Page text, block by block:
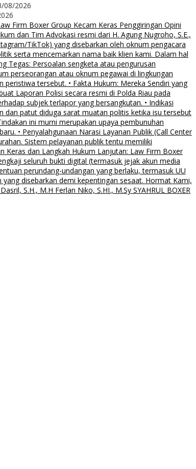
08/2026
Firm Boxer Group Kecam Keras Penggiringan Opini
dan Tim Advokasi resmi dari H. Agung Nugroho, S.E.,
TikTok) yang disebarkan oleh oknum pengacara
serta mencemarkan nama baik klien kami. Dalam hal
Tegas: Persoalan sengketa atau pengurusan
perseorangan atau oknum pegawai di lingkungan
tersebut. • Fakta Hukum: Mereka Sendiri yang
Laporan Polisi secara resmi di Polda Riau pada
subjek terlapor yang bersangkutan. • Indikasi
dan patut diduga sarat muatan politis ketika isu tersebut
ini murni merupakan upaya pembunuhan
• Penyalahgunaan Narasi Layanan Publik (Call Center
Sistem pelayanan publik tentu memiliki
Keras dan Langkah Hukum Lanjutan: Law Firm Boxer
seluruh bukti digital (termasuk jejak akun media
perundang-undangan yang berlaku, termasuk UU
disebarkan demi kepentingan sesaat. Hormat Kami,
S.H., M.H Ferlan Niko, S.HI., M.Sy SYAHRUL BOXER